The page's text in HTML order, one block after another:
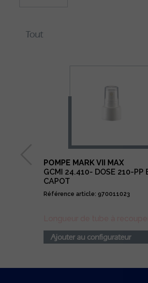
POMPE MARK VII MAX
GCMI 24.410- DOSE 210-PP
CAPOT
Référence article: 970011023
Ajouter au configurateur